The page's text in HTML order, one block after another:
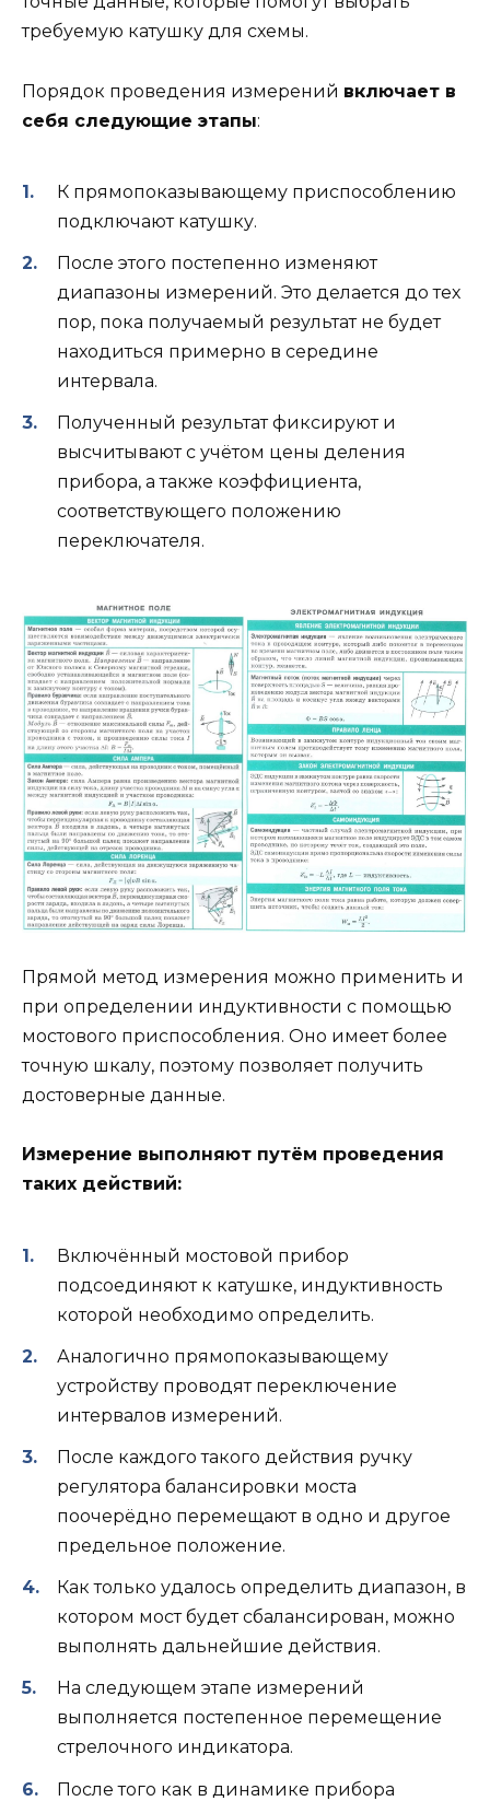
требуемую катушку для схемы.
Порядок проведения измерений включает в
себя следующие этапы:
К прямопоказывающему приспособлению
подключают катушку.
После этого постепенно изменяют
диапазоны измерений. Это делается до тех
пор, пока получаемый результат не будет
находиться примерно в середине
интервала.
Полученный результат фиксируют и
высчитывают с учётом цены деления
прибора, а также коэффициента,
соответствующего положению
переключателя.
Прямой метод измерения можно применить и
при определении индуктивности с помощью
мостового приспособления. Оно имеет более
точную шкалу, поэтому позволяет получить
достоверные данные.
Измерение выполняют путём проведения
таких действий:
Включённый мостовой прибор
подсоединяют к катушке, индуктивность
которой необходимо определить.
Аналогично прямопоказывающему
устройству проводят переключение
интервалов измерений.
После каждого такого действия ручку
регулятора балансировки моста
поочерёдно перемещают в одно и другое
предельное положение.
Как только удалось определить диапазон, в
котором мост будет сбалансирован, можно
выполнять дальнейшие действия.
На следующем этапе измерений
выполняется постепенное перемещение
стрелочного индикатора.
После того как в динамике прибора